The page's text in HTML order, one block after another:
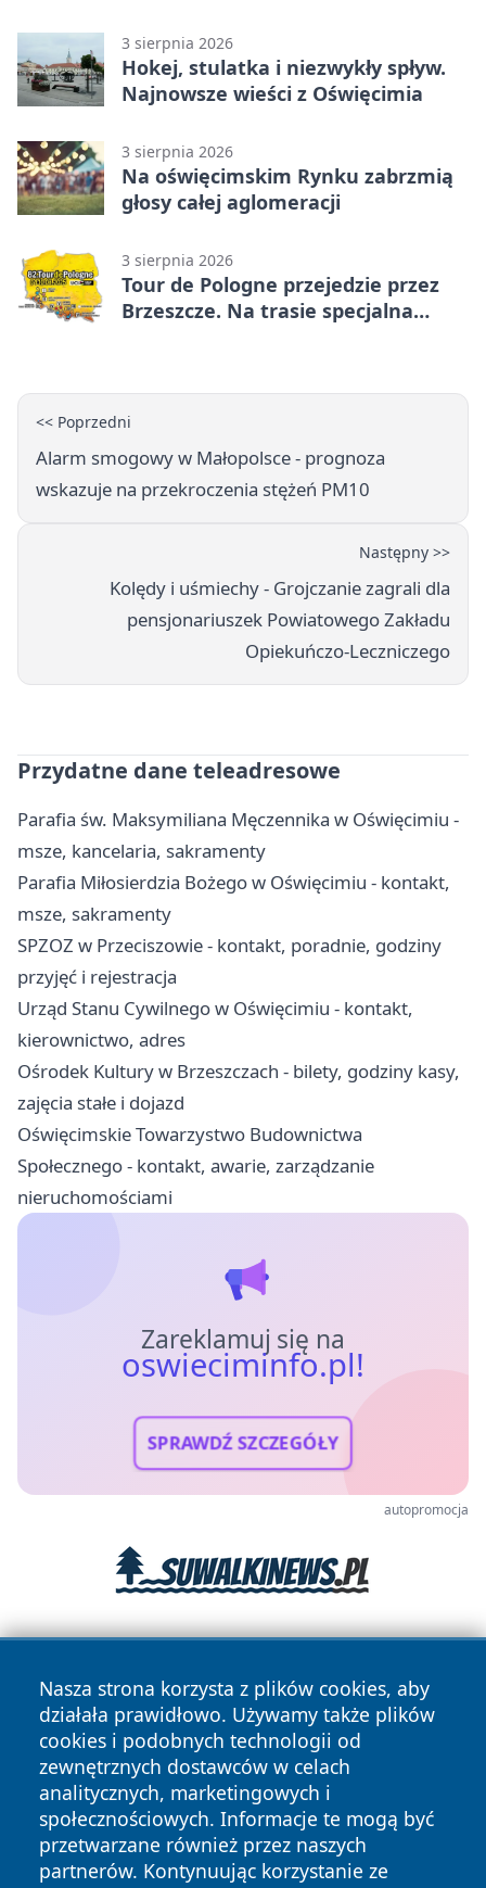
3 sierpnia 2026
Hokej, stulatka i niezwykły spływ.
Najnowsze wieści z Oświęcimia
3 sierpnia 2026
Na oświęcimskim Rynku zabrzmią
głosy całej aglomeracji
3 sierpnia 2026
Tour de Pologne przejedzie przez
Brzeszcze. Na trasie specjalna
<< Poprzedni
Alarm smogowy w Małopolsce - prognoza
wskazuje na przekroczenia stężeń PM10
Następny >>
Kolędy i uśmiechy - Grojczanie zagrali dla
pensjonariuszek Powiatowego Zakładu
Opiekuńczo-Leczniczego
Przydatne dane teleadresowe
Parafia św. Maksymiliana Męczennika w Oświęcimiu -
msze, kancelaria, sakramenty
Parafia Miłosierdzia Bożego w Oświęcimiu - kontakt,
msze, sakramenty
SPZOZ w Przeciszowie - kontakt, poradnie, godziny
przyjęć i rejestracja
Urząd Stanu Cywilnego w Oświęcimiu - kontakt,
kierownictwo, adres
Ośrodek Kultury w Brzeszczach - bilety, godziny kasy,
zajęcia stałe i dojazd
Oświęcimskie Towarzystwo Budownictwa
Społecznego - kontakt, awarie, zarządzanie
nieruchomościami
Zareklamuj się na
oswieciminfo.pl!
SPRAWDŹ SZCZEGÓŁY
autopromocja
Nasza strona korzysta z plików cookies, aby
działała prawidłowo. Używamy także plików
cookies i podobnych technologii od
zewnętrznych dostawców w celach
analitycznych, marketingowych i
społecznościowych. Informacje te mogą być
przetwarzane również przez naszych
partnerów. Kontynuując korzystanie ze
Copyright © 2026 oswieciminfo.pl Wszystkie prawa
zastrzeżone.
Polityka
Polityka